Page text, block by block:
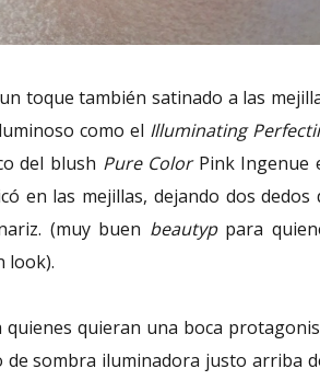
toque también satinado a las
como el Illuminating
del blush Pure ColorPink Ingenue
en las mejillas, dejando dos dedos
(muy buen beautyppara
look).
quieran una boca
de sombra iluminadora justo arriba